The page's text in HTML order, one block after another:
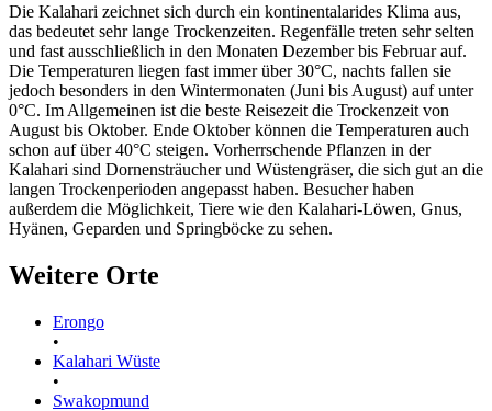
Die Kalahari zeichnet sich durch ein kontinentalarides Klima aus,
das bedeutet sehr lange Trockenzeiten. Regenfälle treten sehr selten
und fast ausschließlich in den Monaten Dezember bis Februar auf.
Die Temperaturen liegen fast immer über 30°C, nachts fallen sie
jedoch besonders in den Wintermonaten (Juni bis August) auf unter
0°C. Im Allgemeinen ist die beste Reisezeit die Trockenzeit von
August bis Oktober. Ende Oktober können die Temperaturen auch
schon auf über 40°C steigen. Vorherrschende Pflanzen in der
Kalahari sind Dornensträucher und Wüstengräser, die sich gut an die
langen Trockenperioden angepasst haben. Besucher haben
außerdem die Möglichkeit, Tiere wie den Kalahari-Löwen, Gnus,
Hyänen, Geparden und Springböcke zu sehen.
Weitere Orte
Erongo
•
Kalahari Wüste
•
Swakopmund